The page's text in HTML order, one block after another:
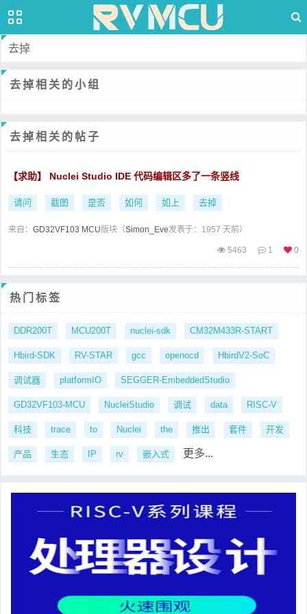
去掉
去掉相关的小组
去掉相关的帖子
【求助】 Nuclei Studio IDE 代码编辑区多了一条竖线
请问 截图 是否 如何 如上 去掉
来自： GD32VF103 MCU版块（Simon_Eve发表于：1957 天前）
5463 1 0
热门标签
DDR200T MCU200T nuclei-sdk CM32M433R-START
Hbird-SDK RV-STAR gcc openocd HbirdV2-SoC
调试器 platformIO SEGGER-EmbeddedStudio
GD32VF103-MCU NucleiStudio 调试 data RISC-V
科技 trace to Nuclei the 推出 套件 开发
产品 生态 IP rv 嵌入式 更多...